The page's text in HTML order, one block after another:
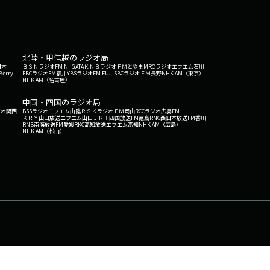
本
北陸・甲信越のラジオ局
ＢＳＮラジオFM NIIGATAＫＮＢラジオ ＦＭとやまMROラジオエフエム石川
FBCラジオFM福井YBSラジオFM FUJISBCラジオ ＦＭ長野NHK AM（東京）
NHK AM（名古屋）
関西
中国・四国のラジオ局
BSSラジオエフエム山陰ＲＳＫラジオ ＦＭ岡山RCCラジオ広島FM
ＫＲＹ山口放送エフエム山口 ＪＲＴ四国放送FM徳島RNC西日本放送FM香川
RNB南海放送FM愛媛RKC高知放送エフエム高知NHK AM（広島）
NHK AM（松山）